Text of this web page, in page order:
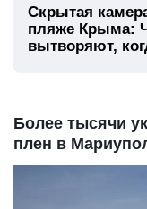
Скрытая
пляже Крыма:
вытворяют,
Более тысячи
плен в